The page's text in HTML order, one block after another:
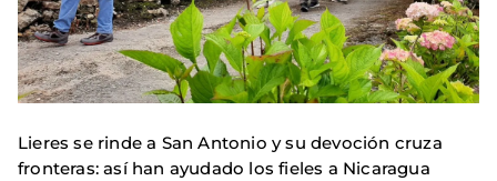
Lieres se rinde a San Antonio y su devoción cruza
fronteras: así han ayudado los fieles a Nicaragua